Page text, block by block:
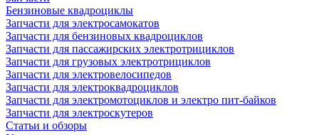
Бензиновые квадроциклы
Запчасти для электросамокатов
Запчасти для бензиновых квадроциклов
Запчасти для пассажирских электротрициклов
Запчасти для грузовых электротрициклов
Запчасти для электровелосипедов
Запчасти для электроквадроциклов
Запчасти для электромотоциклов и электро пит-байков
Запчасти для электроскутеров
Статьи и обзоры